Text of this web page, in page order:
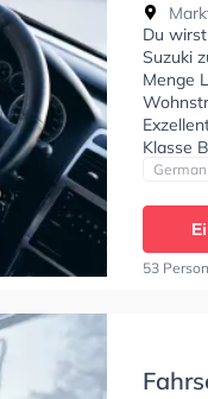
Du
Suzuki
Menge
Klasse
BF17,
anfragen.
German
53